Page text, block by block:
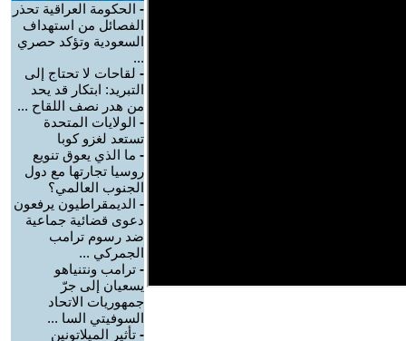
- الحكومة العراقية تحذر
الفصائل من استهداف
السعودية وتؤكد حصري
...
- لقاحات لا تحتاج إلى
التبريد: ابتكار قد يحد
من هدر نصف اللقاح ...
- الولايات المتحدة
تستعد لغزو كوبا
- ما الذي يعوق تنويع
روسيا تجارتها مع دول
الجنوب العالمي؟
- الديمقراطيون يرفعون
دعوى قضائية جماعية
ضد رسوم ترامب
الجمركي ...
- ترامب ونتنياهو
يسعيان إلى جرّ
جمهوريات الاتحاد
السوفيتي السا ...
- تأثير الميلاتونين